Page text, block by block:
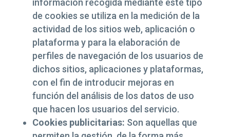
información recogida mediante este tipo
de cookies se utiliza en la medición de la
actividad de los sitios web, aplicación o
plataforma y para la elaboración de
perfiles de navegación de los usuarios de
dichos sitios, aplicaciones y plataformas,
con el fin de introducir mejoras en
función del análisis de los datos de uso
que hacen los usuarios del servicio.
Cookies publicitarias: Son aquellas que